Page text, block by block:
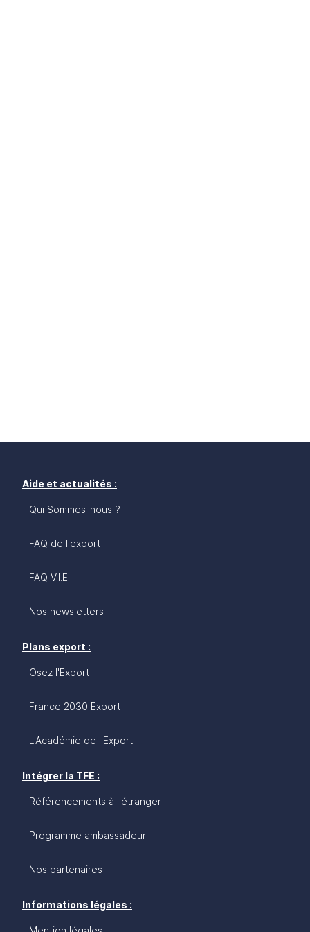
Aide et actualités :
Qui Sommes-nous ?
FAQ de l'export
FAQ V.I.E
Nos newsletters
Plans export :
Osez l'Export
France 2030 Export
L'Académie de l'Export
Intégrer la TFE :
Référencements à l'étranger
Programme ambassadeur
Nos partenaires
Informations légales :